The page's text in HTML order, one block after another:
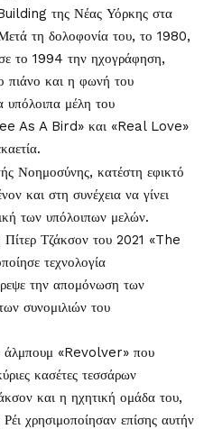
της Νέας Υόρκης στα
τη δολοφονία του, το 1980,
το 1994 την ηχογράφηση,
πιάνο και η φωνή του
μέλη του
As A Bird» και «Real Love»
Νοημοσύνης, κατέστη εφικτό
και στη συνέχεια να γίνει
των υπόλοιπων μελών.
Πίτερ Τζάκσον του 2021 «The
τεχνολογία
την απομόνωση των
συνομιλιών του
άλμπουμ «Revolver» που
κασέτες τεσσάρων
και η ηχητική ομάδα του,
χρησιμοποίησαν επίσης αυτήν